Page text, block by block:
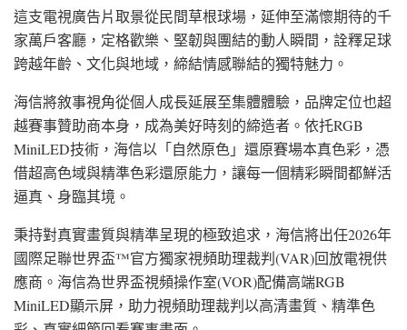
這支電視廣告片取景從民間草根球場，延伸至滿懷期待的千
家萬戶客廳，定格歡樂、堅韌與團結的動人瞬間，詮釋足球
跨越年齡、文化與地域，締結情感聯結的獨特魅力。
海信將敘事視角從個人成長延展至集體體驗，品牌定位也超
越賽事贊助商本身，成為美好時刻的締造者。依托RGB
MiniLED技術，海信以「自然原色」還原賽場本真色彩，憑
借超高色域與精準色彩還原能力，讓每一個精彩瞬間都鮮活
逼真、身臨其境。
秉持對真實畫質與精準呈現的極致追求，海信將出任2026年
國際足聯世界盃™官方獨家視頻助理裁判(VAR)回放電視供
應商。海信為世界盃視頻操作室(VOR)配備高端RGB
MiniLED顯示屏，助力視頻助理裁判以高清畫質、精準色